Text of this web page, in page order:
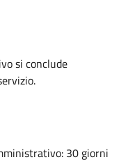
si conclude
30 giorni